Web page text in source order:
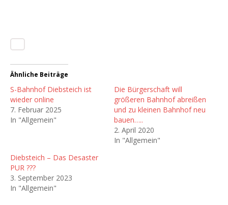
Ähnliche Beiträge
S-Bahnhof Diebsteich ist
wieder online
7. Februar 2025
In "Allgemein"
Die Bürgerschaft will
größeren Bahnhof abreißen
und zu kleinen Bahnhof neu
bauen…..
2. April 2020
In "Allgemein"
Diebsteich – Das Desaster
PUR ???
3. September 2023
In "Allgemein"